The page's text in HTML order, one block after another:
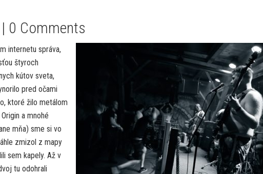
0 Comments
internetu správa,
štyroch
kútov sveta,
pred očami
ktoré žilo metálom
a mnohé
mňa) sme si vo
zmizol z mapy
sem kapely. Až v
tu odohrali